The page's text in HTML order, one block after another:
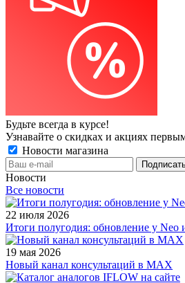
Будьте всегда в курсе!
Узнавайте о скидках и акциях
Новости магазина
Новости
Все новости
22 июля 2026
Итоги полугодия: обновление у Neo
19 мая 2026
Новый канал консультаций в MAX